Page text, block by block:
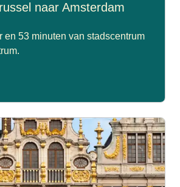
naar Amsterdam
en 53 minuten van stadscentrum